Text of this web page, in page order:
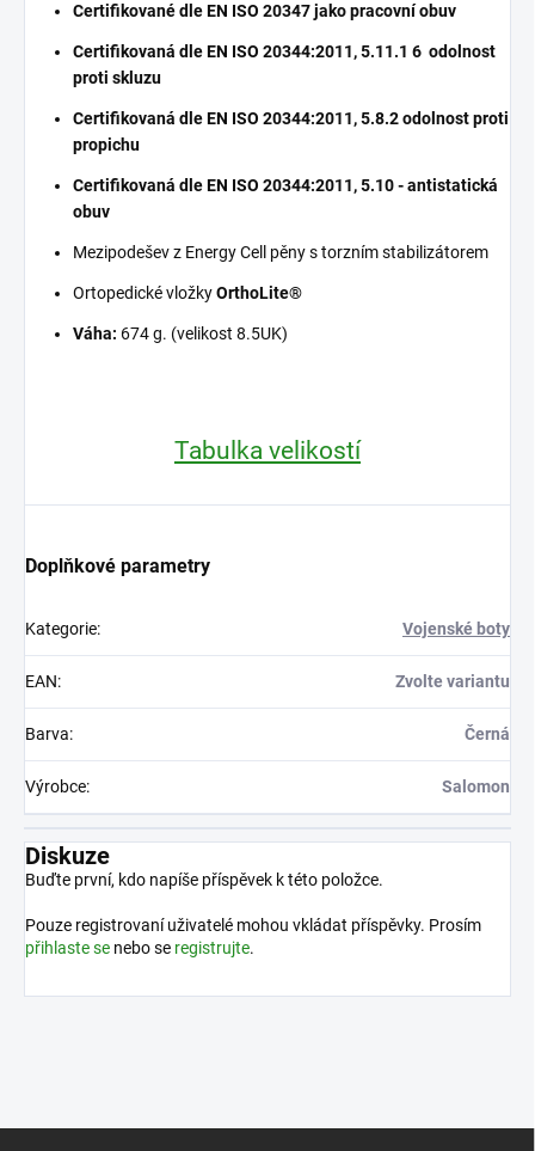
Certifikované dle EN ISO 20347 jako pracovní obuv
Certifikovaná dle EN ISO 20344:2011, 5.11.1 6 odolnost
proti skluzu
Certifikovaná dle EN ISO 20344:2011, 5.8.2 odolnost proti
propichu
Certifikovaná dle EN ISO 20344:2011, 5.10 - antistatická
obuv
Mezipodešev z Energy Cell pěny s torzním stabilizátorem
Ortopedické vložkyOrthoLite®
Váha: 674 g. (velikost 8.5UK)
Tabulka velikostí
Doplňkové parametry
Kategorie: Vojenské boty
EAN: Zvolte variantu
Barva: Černá
Výrobce: Salomon
Diskuze
Buďte první, kdo napíše příspěvek k této položce.
Pouze registrovaní uživatelé mohou vkládat příspěvky. Prosím
přihlaste se nebo se registrujte.